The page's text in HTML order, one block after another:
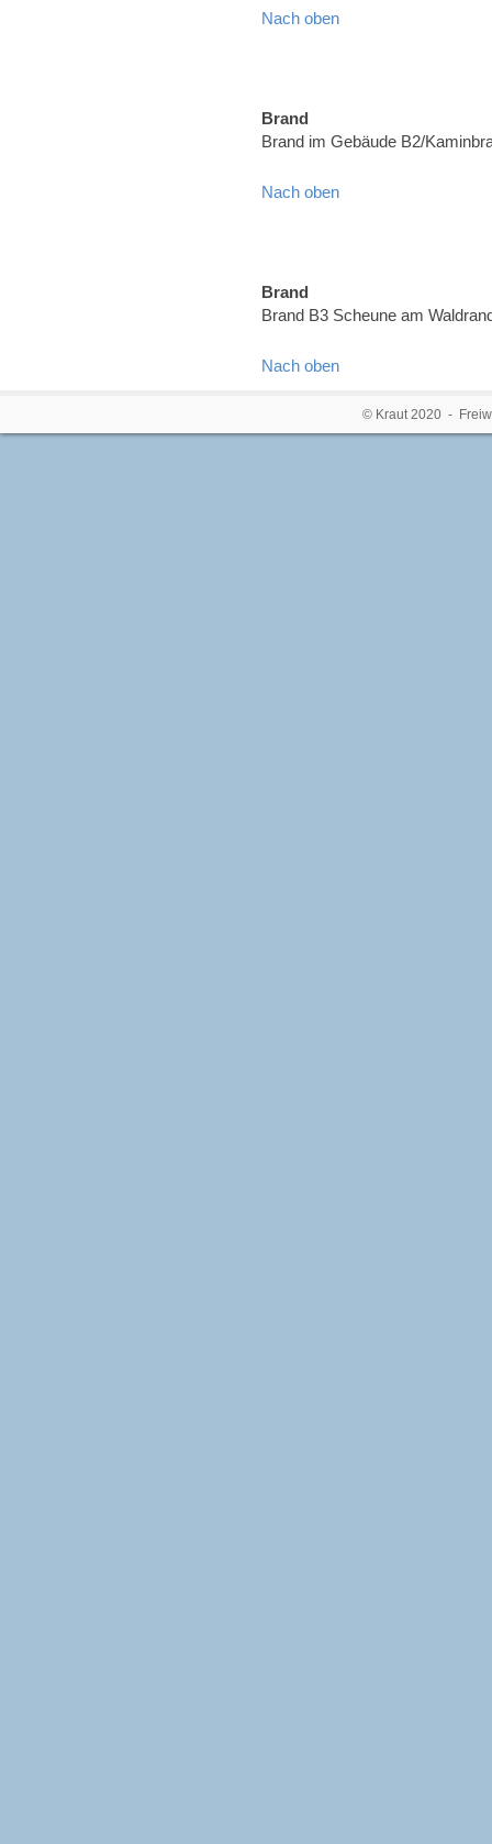
Nach oben
Brand
Brand im Gebäude B2/
Nach oben
Brand
Brand B3 Scheune am
Nach oben
© Kraut 2020 -